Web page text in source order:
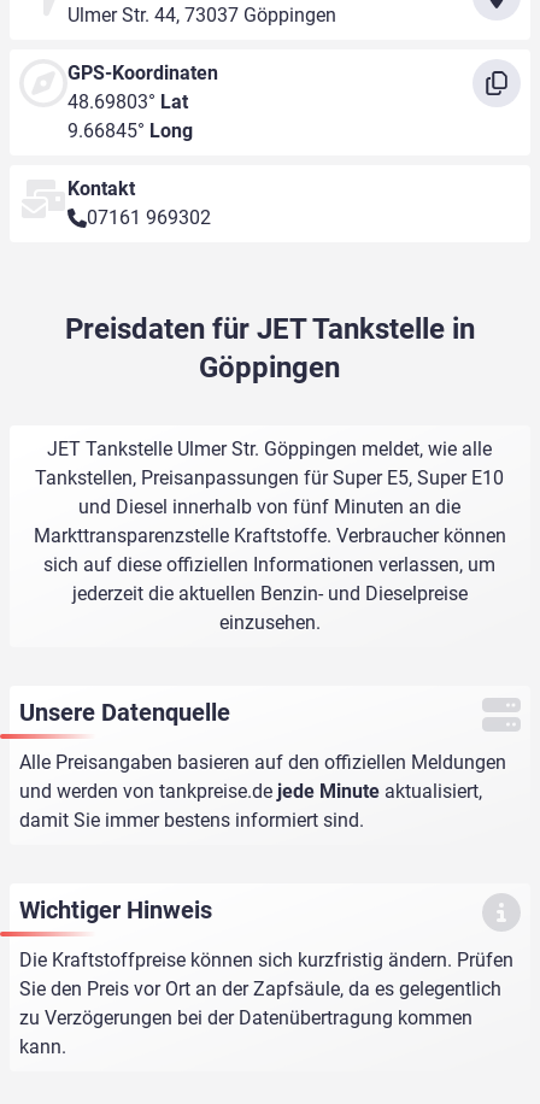
Ulmer Str. 44, 73037 Göppingen
GPS-Koordinaten
48.69803° Lat
9.66845° Long
Kontakt
07161 969302
Preisdaten für JET Tankstelle in
Göppingen
JET Tankstelle Ulmer Str. Göppingen meldet, wie alle
Tankstellen, Preisanpassungen für Super E5, Super E10
und Diesel innerhalb von fünf Minuten an die
Markttransparenzstelle Kraftstoffe. Verbraucher können
sich auf diese offiziellen Informationen verlassen, um
jederzeit die aktuellen Benzin- und Dieselpreise
einzusehen.
Unsere Datenquelle
Alle Preisangaben basieren auf den offiziellen Meldungen
und werden von tankpreise.de jede Minute aktualisiert,
damit Sie immer bestens informiert sind.
Wichtiger Hinweis
Die Kraftstoffpreise können sich kurzfristig ändern. Prüfen
Sie den Preis vor Ort an der Zapfsäule, da es gelegentlich
zu Verzögerungen bei der Datenübertragung kommen
kann.